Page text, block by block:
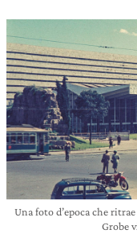
Una foto d’epoca che
Grobe